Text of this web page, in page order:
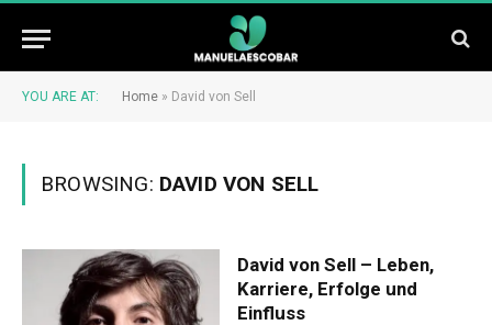
YOU ARE AT: Home » David von Sell
BROWSING: DAVID VON SELL
David von Sell – Leben,
Karriere, Erfolge und
Einfluss